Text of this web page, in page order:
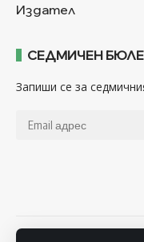
Издател
СЕДМИЧЕН
Запиши се за